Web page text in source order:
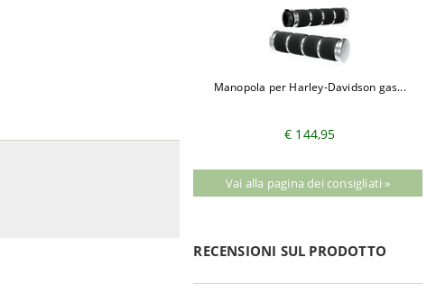
Manopola per Harley-Davidson gas...
€ 144,95
Vai alla pagina dei consigliati »
RECENSIONI SUL PRODOTTO